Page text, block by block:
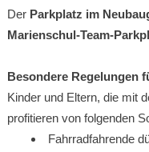
Der Parkplatz im
Marienschul-Team-
Besondere Regelungen
Kinder und Eltern, die mit
profitieren von folgenden
Fahrradfahrende